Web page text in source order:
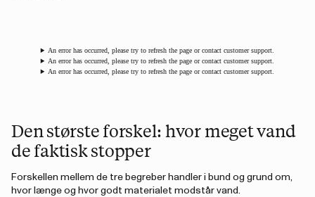
An error has occurred, please try to refresh the page or contact customer support.
An error has occurred, please try to refresh the page or contact customer support.
An error has occurred, please try to refresh the page or contact customer support.
Den største forskel: hvor meget vand
de faktisk stopper
Forskellen mellem de tre begreber handler i bund og grund om,
hvor længe og hvor godt materialet modstår vand.